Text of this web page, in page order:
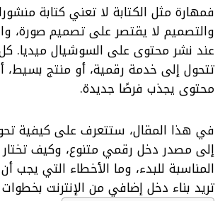
o
k
s
e
s
t
I
n
فمهارة مثل الكتابة لا تعني كتابة
والتصميم لا يقتصر على تصميم صورة،
عند نشر محتوى على السوشيال ميديا.
تتحول إلى خدمة رقمية، أو منتج بسيط،
محتوى يجذب فرصًا جديدة.
في هذا المقال، ستتعرف على كيفية
إلى مصدر دخل رقمي متنوع، وكيف تختار
المناسبة للبدء، وما الأخطاء التي يجب
تريد بناء دخل إضافي من الإنترنت